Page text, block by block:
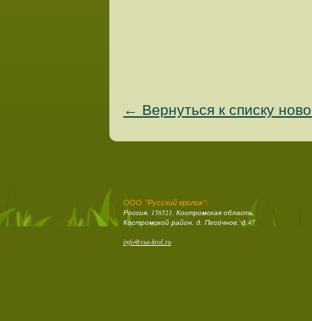
← Вернуться к списку
ООО "Русский кролик":
Россия, 156521, Костромская область,
Костромской район, д. Песочное, д.47
info@rus-krol.ru